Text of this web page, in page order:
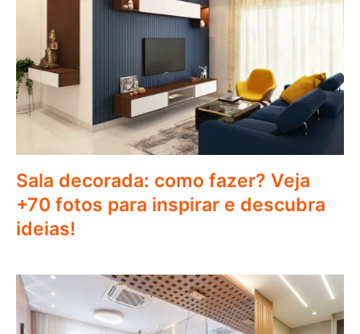
Sala decorada: como fazer? Veja
+70 fotos para inspirar e descubra
ideias!